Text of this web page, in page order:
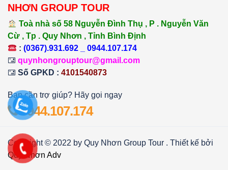
NHƠN GROUP TOUR
Toà nhà số 58 Nguyễn Đình Thụ , P . Nguyễn Văn
Cừ , Tp . Quy Nhơn , Tỉnh Bình Định
: (0367).931.692 _ 0944.107.174
quynhongrouptour@gmail.com
Số GPKD : 4101540873
Bạn cần trợ giúp? Hãy gọi ngay
0944.107.174
Copyright © 2022 by Quy Nhơn Group Tour . Thiết kế bởi
Quy Nhơn Adv